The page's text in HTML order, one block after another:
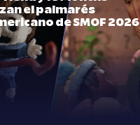
el palmarés
de SMOF 2026